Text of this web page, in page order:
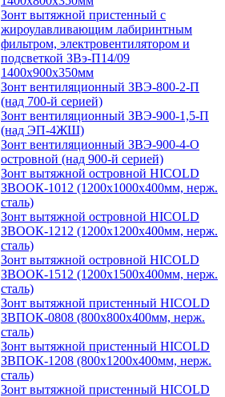
Зонт вытяжной пристенный с
жироулавливающим лабиринтным
фильтром, электровентилятором и
подсветкой ЗВэ-П14/09
1400х900х350мм
Зонт вентиляционный ЗВЭ-800-2-П
(над 700-й серией)
Зонт вентиляционный ЗВЭ-900-1,5-П
(над ЭП-4ЖШ)
Зонт вентиляционный ЗВЭ-900-4-О
островной (над 900-й серией)
Зонт вытяжной островной HICOLD
ЗВООК-1012 (1200х1000х400мм, нерж.
сталь)
Зонт вытяжной островной HICOLD
ЗВООК-1212 (1200x1200x400мм, нерж.
сталь)
Зонт вытяжной островной HICOLD
ЗВООК-1512 (1200х1500х400мм, нерж.
сталь)
Зонт вытяжной пристенный HICOLD
ЗВПОК-0808 (800х800х400мм, нерж.
сталь)
Зонт вытяжной пристенный HICOLD
ЗВПОК-1208 (800х1200х400мм, нерж.
сталь)
Зонт вытяжной пристенный HICOLD